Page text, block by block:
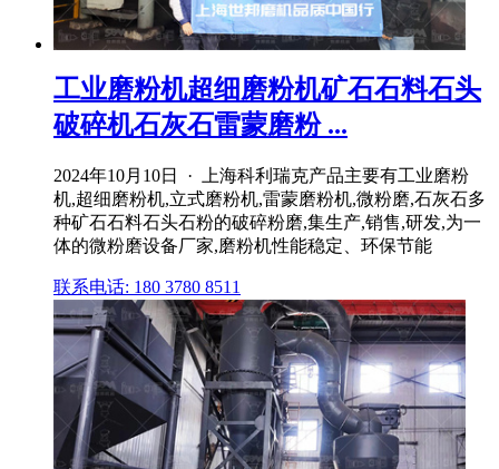
工业磨粉机超细磨粉机矿石石料石头
破碎机石灰石雷蒙磨粉 ...
2024年10月10日 · 上海科利瑞克产品主要有工业磨粉
机,超细磨粉机,立式磨粉机,雷蒙磨粉机,微粉磨,石灰石多
种矿石石料石头石粉的破碎粉磨,集生产,销售,研发,为一
体的微粉磨设备厂家,磨粉机性能稳定、环保节能
联系电话: 180 3780 8511